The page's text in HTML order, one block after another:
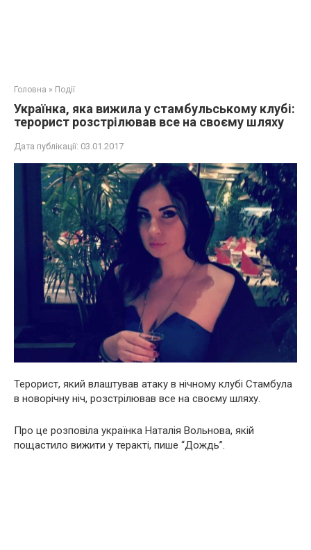
Головна » Події
Українка, яка вижила у стамбульському клубі:
терорист розстрілював все на своєму шляху
Дата публікації: 03.01.2017
Терорист, який влаштував атаку в нічному клубі Стамбула
в новорічну ніч, розстрілював все на своєму шляху.
Про це розповіла українка Наталія Вольнова, якій
пощастило вижити у теракті, пише “Дождь”.